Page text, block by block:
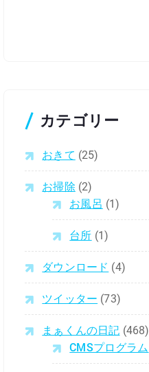
カテゴリー
おきて (25)
お掃除 (2)
お風呂 (1)
台所 (1)
ダウンロード (4)
ツイッター (73)
まぁくんの日記 (468)
CMSプログラム